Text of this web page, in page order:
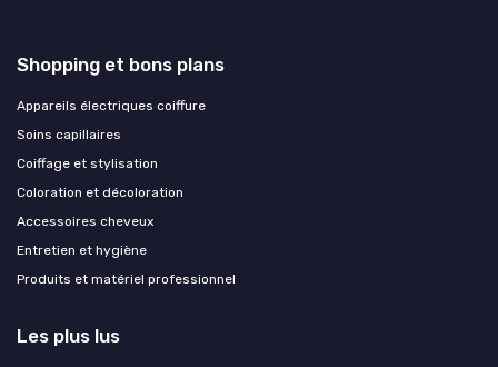
Shopping et bons plans
Appareils électriques coiffure
Soins capillaires
Coiffage et stylisation
Coloration et décoloration
Accessoires cheveux
Entretien et hygiène
Produits et matériel professionnel
Les plus lus